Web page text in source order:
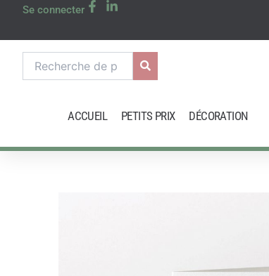
Se connecter
pour :
ACCUEIL PETITS PRIX DÉCORATION